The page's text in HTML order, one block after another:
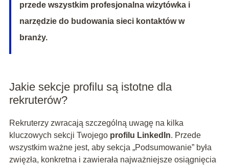
przede wszystkim profesjonalna wizytówka i
narzędzie do budowania sieci kontaktów w
branży.
Jakie sekcje profilu są istotne dla
rekruterów?
Rekruterzy zwracają szczególną uwagę na kilka
kluczowych sekcji Twojego profilu LinkedIn. Przede
wszystkim ważne jest, aby sekcja „Podsumowanie” była
zwięzła, konkretna i zawierała najważniejsze osiągnięcia